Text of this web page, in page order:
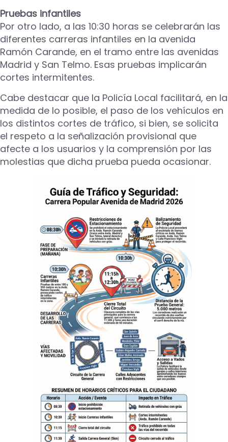
Pruebas infantiles
Por otro lado, a las 10:30 horas se celebrarán las
diferentes carreras infantiles en la avenida
Ramón Carande, en el tramo entre las avenidas
Madrid y San Telmo. Esas pruebas implicarán
cortes intermitentes.
Cabe destacar que la Policía Local facilitará, en la
medida de lo posible, el paso de los vehículos en
los distintos cortes de tráfico, si bien, se solicita
el respeto a la señalización provisional que
afecte a los usuarios y la comprensión por las
molestias que dicha prueba pueda ocasionar.